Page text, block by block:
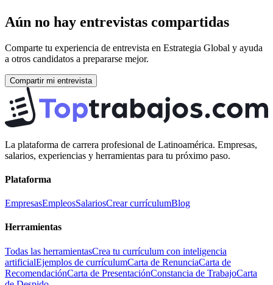
Aún no hay entrevistas compartidas
Comparte tu experiencia de entrevista en Estrategia Global y ayuda
a otros candidatos a prepararse mejor.
Compartir mi entrevista
La plataforma de carrera profesional de Latinoamérica. Empresas,
salarios, experiencias y herramientas para tu próximo paso.
Plataforma
EmpresasEmpleosSalariosCrear currículumBlog
Herramientas
Todas las herramientasCrea tu currículum con inteligencia
artificialEjemplos de currículumCarta de RenunciaCarta de
RecomendaciónCarta de PresentaciónConstancia de TrabajoCarta